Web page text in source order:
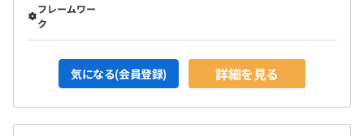
フレームワー
ク
気になる(会員登録) 詳細を見る